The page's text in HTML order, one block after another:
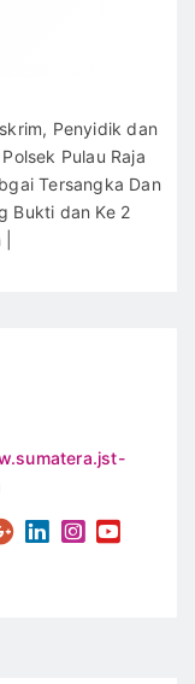
Penyidik dan
Pulau Raja
Tersangka Dan
Bukti dan Ke 2